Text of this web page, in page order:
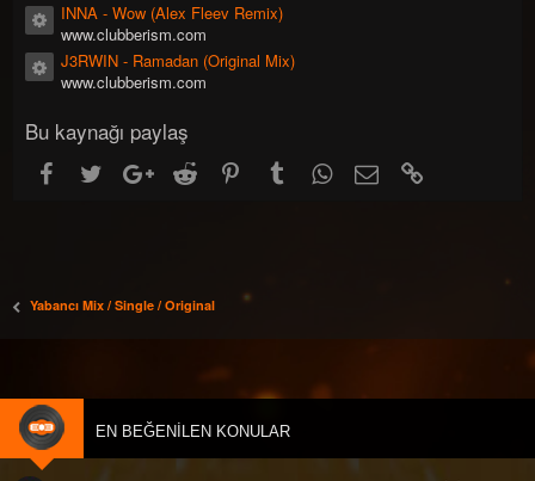
Kaynak ikonu
INNA - Wow (Alex Fleev Remix)
www.clubberism.com
Kaynak ikonu
J3RWIN - Ramadan (Original Mix)
www.clubberism.com
Bu kaynağı paylaş
FacebookTwitterGoogle+Reddit PinterestTumblrWhatsApp
E-posta
Yabancı Mix / Single / Original
EN BEĞENILEN KONULAR